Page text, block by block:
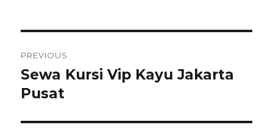
pos
PREVIOUS
Previous
post:
Sewa Kursi Vip Kayu Jakarta
Pusat